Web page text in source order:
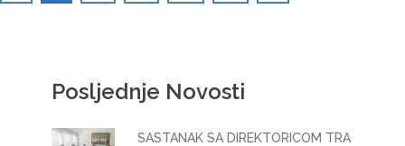
Posljednje Novosti
SASTANAK SA DIREKTORICOM TRA